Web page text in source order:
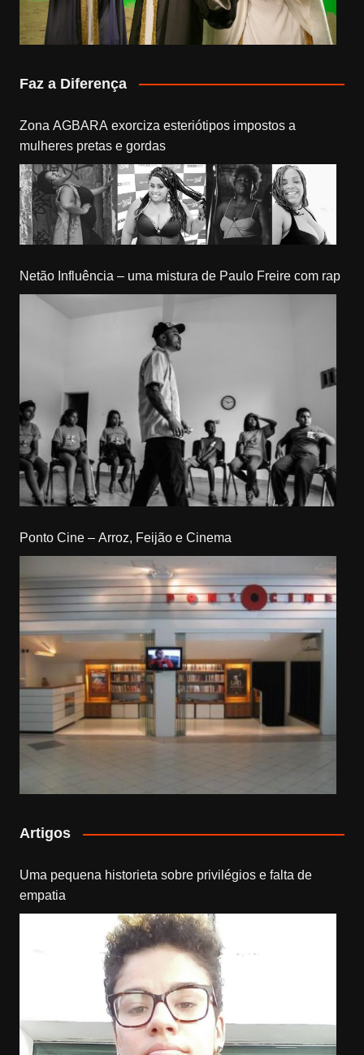
Faz a Diferença
Zona AGBARA exorciza esteriótipos impostos a
mulheres pretas e gordas
Netão Influência – uma mistura de Paulo Freire com rap
Ponto Cine – Arroz, Feijão e Cinema
Artigos
Uma pequena historieta sobre privilégios e falta de
empatia